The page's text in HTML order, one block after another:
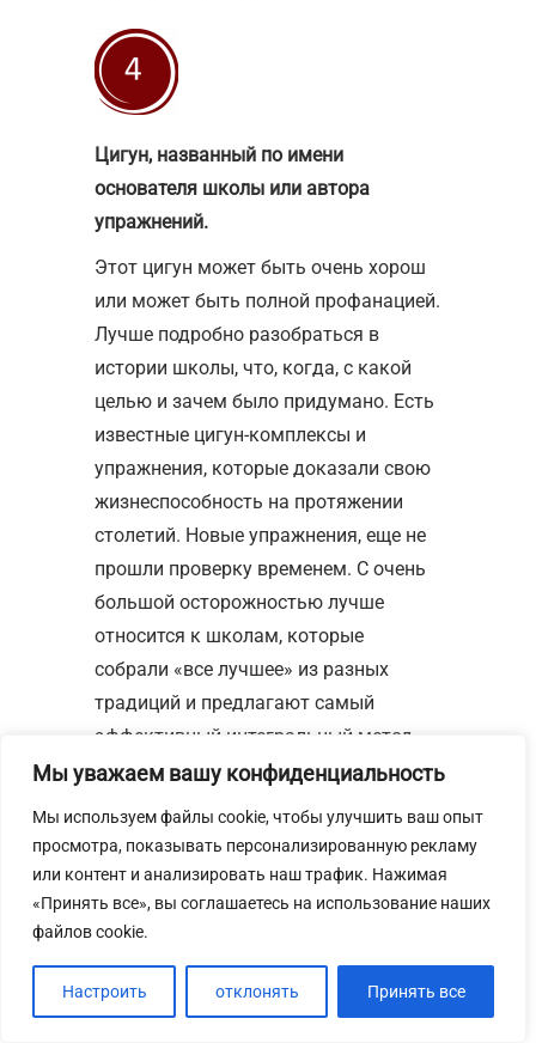
Мы уважаем вашу конфиденциальность
Мы используем файлы cookie, чтобы улучшить ваш опыт
просмотра, показывать персонализированную рекламу
или контент и анализировать наш трафик. Нажимая
«Принять все», вы соглашаетесь на использование наших
файлов cookie.
Настроить отклонять Принять все
Цигун, названный по имени
основателя школы или автора
упражнений.
Этот цигун может быть очень хорош
или может быть полной профанацией.
Лучше подробно разобраться в
истории школы, что, когда, с какой
целью и зачем было придумано. Есть
известные цигун-комплексы и
упражнения, которые доказали свою
жизнеспособность на протяжении
столетий. Новые упражнения, еще не
прошли проверку временем. С очень
большой осторожностью лучше
относится к школам, которые
собрали «все лучшее» из разных
традиций и предлагают самый
эффективный интегральный метод,
это путь, оторванный от корней.
Если вы
хотите
выбрать